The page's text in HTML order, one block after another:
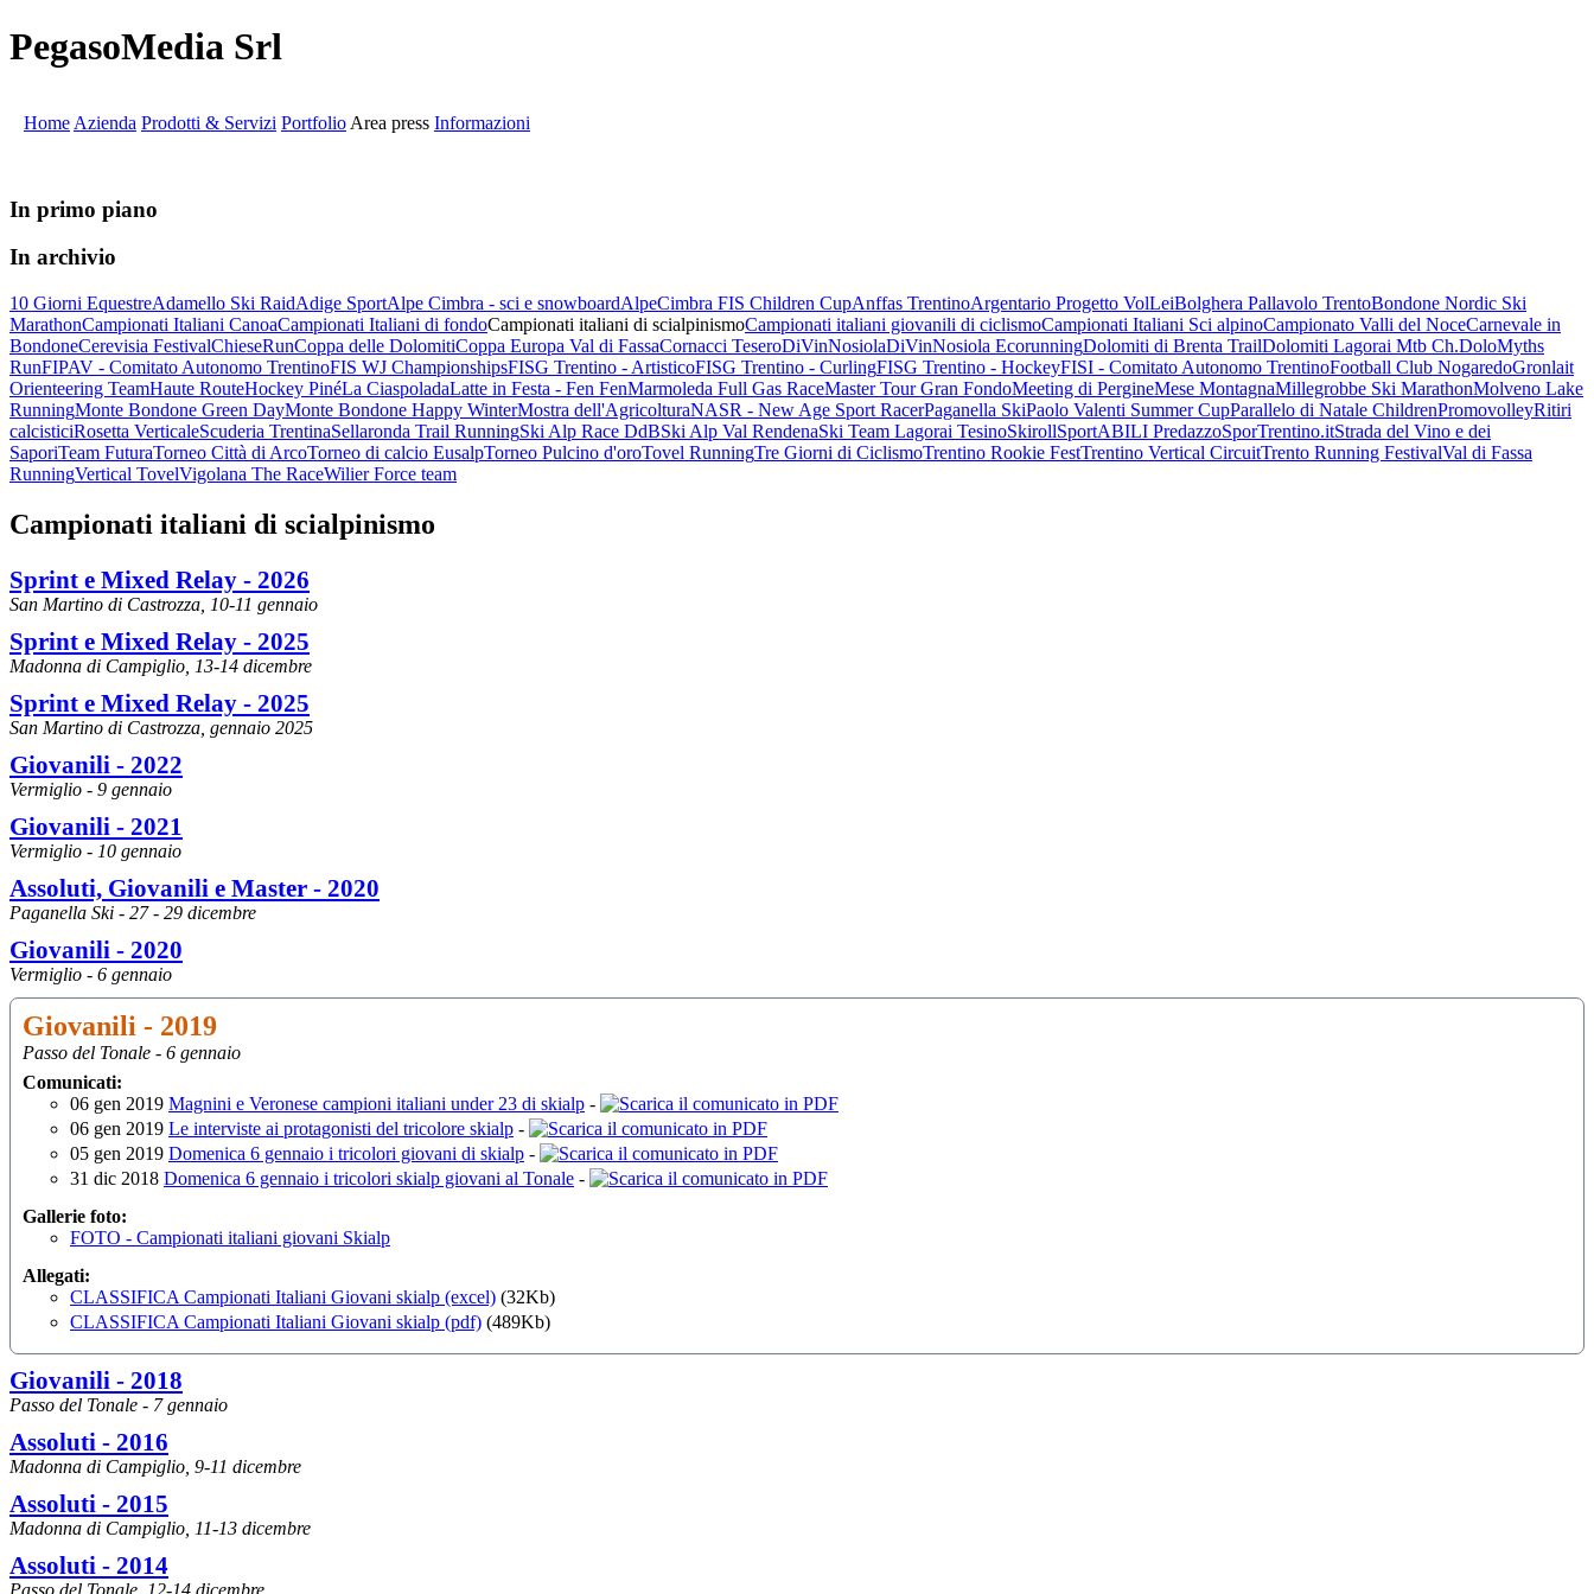
PegasoMedia Srl
Home Azienda Prodotti & Servizi Portfolio Area press Informazioni
In primo piano
In archivio
10 Giorni EquestreAdamello Ski RaidAdige SportAlpe Cimbra - sci e snowboardAlpeCimbra FIS Children CupAnffas TrentinoArgentario Progetto VolLeiBolghera Pallavolo TrentoBondone Nordic Ski
MarathonCampionati Italiani CanoaCampionati Italiani di fondoCampionati italiani di scialpinismoCampionati italiani giovanili di ciclismoCampionati Italiani Sci alpinoCampionato Valli del NoceCarnevale in
BondoneCerevisia FestivalChieseRunCoppa delle DolomitiCoppa Europa Val di FassaCornacci TeseroDiVinNosiolaDiVinNosiola EcorunningDolomiti di Brenta TrailDolomiti Lagorai Mtb Ch.DoloMyths
RunFIPAV - Comitato Autonomo TrentinoFIS WJ ChampionshipsFISG Trentino - ArtisticoFISG Trentino - CurlingFISG Trentino - HockeyFISI - Comitato Autonomo TrentinoFootball Club NogaredoGronlait
Orienteering TeamHaute RouteHockey PinéLa CiaspoladaLatte in Festa - Fen FenMarmoleda Full Gas RaceMaster Tour Gran FondoMeeting di PergineMese MontagnaMillegrobbe Ski MarathonMolveno Lake
RunningMonte Bondone Green DayMonte Bondone Happy WinterMostra dell'AgricolturaNASR - New Age Sport RacerPaganella SkiPaolo Valenti Summer CupParallelo di Natale ChildrenPromovolleyRitiri
calcisticiRosetta VerticaleScuderia TrentinaSellaronda Trail RunningSki Alp Race DdBSki Alp Val RendenaSki Team Lagorai TesinoSkirollSportABILI PredazzoSporTrentino.itStrada del Vino e dei
SaporiTeam FuturaTorneo Città di ArcoTorneo di calcio EusalpTorneo Pulcino d'oroTovel RunningTre Giorni di CiclismoTrentino Rookie FestTrentino Vertical CircuitTrento Running FestivalVal di Fassa
RunningVertical TovelVigolana The RaceWilier Force team
Campionati italiani di scialpinismo
Sprint e Mixed Relay - 2026
San Martino di Castrozza, 10-11 gennaio
Sprint e Mixed Relay - 2025
Madonna di Campiglio, 13-14 dicembre
Sprint e Mixed Relay - 2025
San Martino di Castrozza, gennaio 2025
Giovanili - 2022
Vermiglio - 9 gennaio
Giovanili - 2021
Vermiglio - 10 gennaio
Assoluti, Giovanili e Master - 2020
Paganella Ski - 27 - 29 dicembre
Giovanili - 2020
Vermiglio - 6 gennaio
Giovanili - 2019
Passo del Tonale - 6 gennaio
Comunicati:
06 gen 2019 Magnini e Veronese campioni italiani under 23 di skialp -
06 gen 2019 Le interviste ai protagonisti del tricolore skialp -
05 gen 2019 Domenica 6 gennaio i tricolori giovani di skialp -
31 dic 2018 Domenica 6 gennaio i tricolori skialp giovani al Tonale -
Gallerie foto:
FOTO - Campionati italiani giovani Skialp
Allegati:
CLASSIFICA Campionati Italiani Giovani skialp (excel) (32Kb)
CLASSIFICA Campionati Italiani Giovani skialp (pdf) (489Kb)
Giovanili - 2018
Passo del Tonale - 7 gennaio
Assoluti - 2016
Madonna di Campiglio, 9-11 dicembre
Assoluti - 2015
Madonna di Campiglio, 11-13 dicembre
Assoluti - 2014